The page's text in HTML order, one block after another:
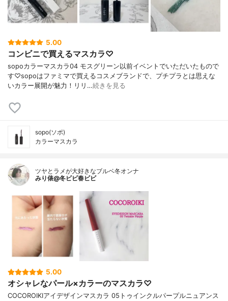
5.00
コンビニで買えるマスカラ♡
sopoカラーマスカラ04 モスグリーン以前イベントでいただいたもので
す♡sopoはファミマで買えるコスメブランドで、プチプラとは思えな
いカラー展開が魅力！リリ…続きを見る
sopo(ソポ)
カラーマスカラ
ツヤとラメが大好きなブルベ冬オンナ
みり俵@冬ビビ春ビビ
5.00
オシャレなパール×カラーのマスカラ♡
COCOROIKIアイデザインマスカラ 05トゥインクルパープルニュアンス